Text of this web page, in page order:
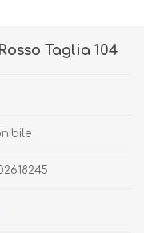
Taglia 104